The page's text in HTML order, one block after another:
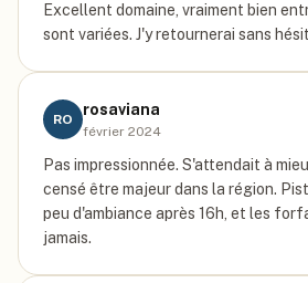
Excellent domaine, vraiment bien
sont variées. J'y retournerai sans
RO
rosaviana
février 2024
Pas impressionnée. S'attendait à
censé être majeur dans la région.
peu d'ambiance après 16h, et les
jamais.